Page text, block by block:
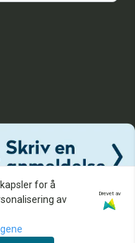
for å
av
Drevet av